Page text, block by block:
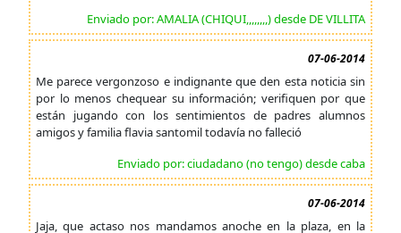
Enviado por: AMALIA (CHIQUI,,,,,,,,) desde DE VILLITA
07-06-2014
Me parece vergonzoso e indignante que den esta noticia sin
por lo menos chequear su información; verifiquen por que
están jugando con los sentimientos de padres alumnos
amigos y familia flavia santomil todavía no falleció
Enviado por: ciudadano (no tengo) desde caba
07-06-2014
Jaja, que actaso nos mandamos anoche en la plaza, en la